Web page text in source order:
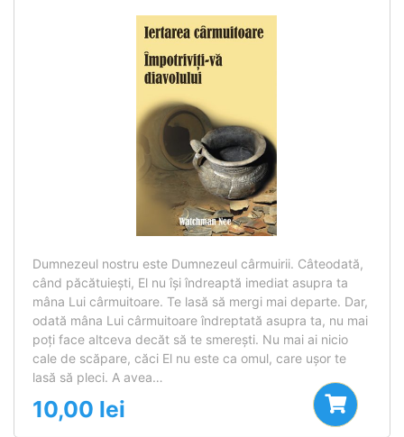
Dumnezeul nostru este Dumnezeul cârmuirii. Câteodată,
când păcătuieşti, El nu îşi îndreaptă imediat asupra ta
mâna Lui cârmuitoare. Te lasă să mergi mai departe. Dar,
odată mâna Lui cârmuitoare îndreptată asupra ta, nu mai
poţi face altceva decăt să te smereşti. Nu mai ai nicio
cale de scăpare, căci El nu este ca omul, care uşor te
lasă să pleci. A avea…
10,00 lei